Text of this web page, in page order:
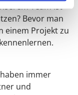
Team ist
Bevor man
einem Projekt zu
immer
und